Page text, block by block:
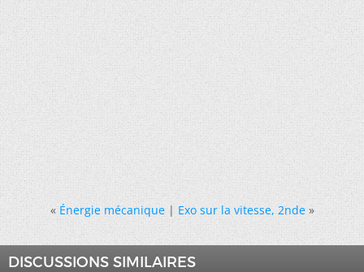
« Énergie mécanique|Exo sur la vitesse, 2nde »
DISCUSSIONS SIMILAIRES